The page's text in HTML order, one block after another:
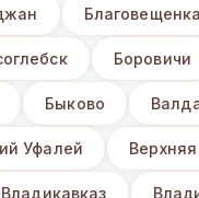
Благовещенка
Боровичи
Быково
Уфалей
Владикавказ